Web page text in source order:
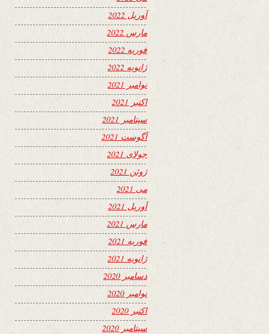
آوریل 2022
مارس 2022
فوریه 2022
ژانویه 2022
نوامبر 2021
اکتبر 2021
سپتامبر 2021
آگوست 2021
جولای 2021
ژوئن 2021
می 2021
آوریل 2021
مارس 2021
فوریه 2021
ژانویه 2021
دسامبر 2020
نوامبر 2020
اکتبر 2020
سپتامبر 2020